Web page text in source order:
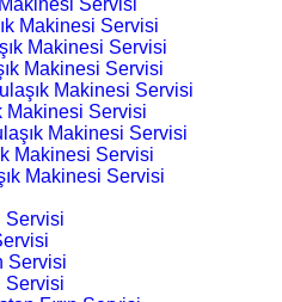
Makinesi Servisi
Makinesi Servisi
Makinesi Servisi
Makinesi Servisi
Makinesi Servisi
Makinesi Servisi
Makinesi Servisi
Makinesi Servisi
Servisi
Servisi
Servisi